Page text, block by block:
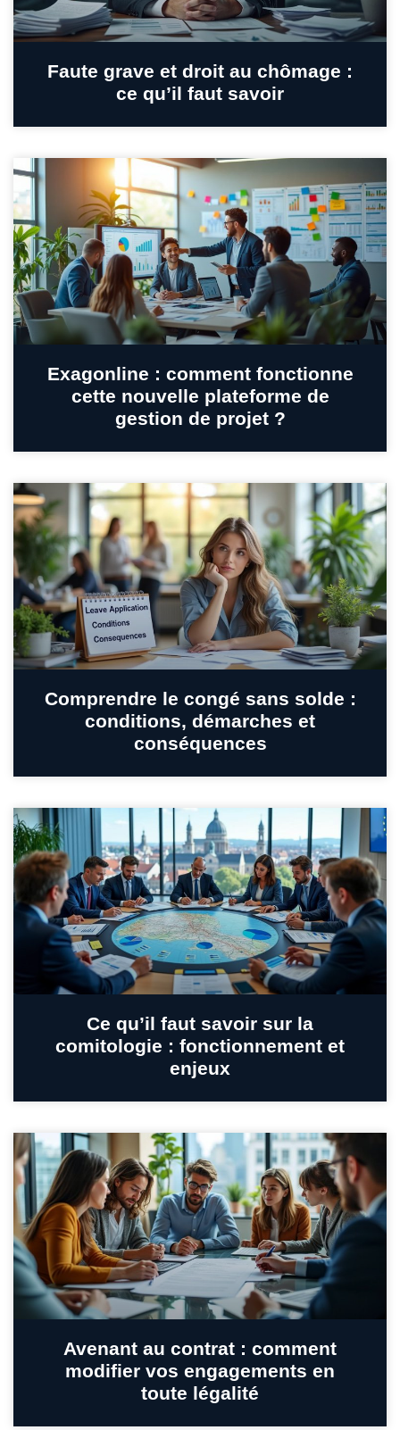
Faute grave et droit au chômage :
ce qu’il faut savoir
Exagonline : comment fonctionne
cette nouvelle plateforme de
gestion de projet ?
Comprendre le congé sans solde :
conditions, démarches et
conséquences
Ce qu’il faut savoir sur la
comitologie : fonctionnement et
enjeux
Avenant au contrat : comment
modifier vos engagements en
toute légalité